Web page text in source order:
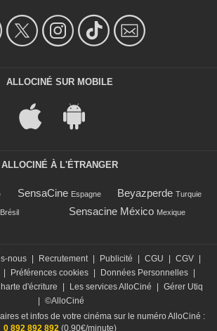
ALLOCINÉ SUR MOBILE
ALLOCINÉ À L'ÉTRANGER
SensaCine Espagne Beyazperde Turquie
Brésil Sensacine México Mexique
nous Recrutement Publicité CGU CGV
Préférences cookies Données Personnelles
d'écriture Les services AlloCiné
Gérer Utiq
©AlloCiné
et infos de votre cinéma sur le numéro AlloCiné :
0 892 892 892(0,90€/minute)